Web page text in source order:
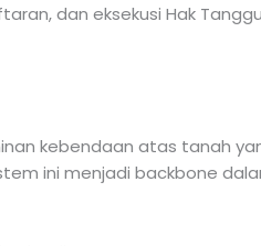
dan eksekusi Hak
kebendaan atas tanah
ini menjadi backbone